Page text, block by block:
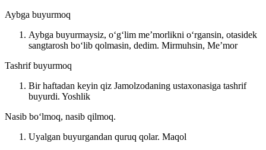
Aybga buyurmoq
Aybga buyurmaysiz, oʻgʻlim meʼmorlikni oʻrgansin, otasidek
sangtarosh boʻlib qolmasin, dedim. Mirmuhsin, Meʼmor
Tashrif buyurmoq
Bir haftadan keyin qiz Jamolzodaning ustaxonasiga tashrif
buyurdi. Yoshlik
Nasib boʻlmoq, nasib qilmoq.
Uyalgan buyurgandan quruq qolar. Maqol